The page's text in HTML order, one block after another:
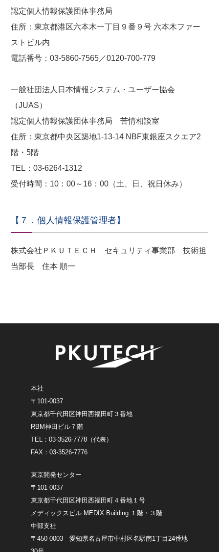
認定個人情報保護団体事務局
住所：東京都港区六本木一丁目９番９号 六本木ファー
ストビル内
電話番号：03-5860-7565／0120-700-779
一般社団法人日本情報システム・ユーザー協会
（JUAS）
認定個人情報保護団体事務局 苦情相談室
住所：東京都中央区築地1-13-14 NBF東銀座スクエア2
階・5階
TEL：03-6264-1312
受付時間：10：00～16：00（土、日、祝日休み）
【７．個人情報保護管理者】
株式会社ＰＫＵＴＥＣＨ セキュリティ事業部 技術担
当部長 住本 順一
本社
〒101-0037
東京都千代田区神田西福田町３番地
RBM神田ビル７階
TEL：03-3526-7778（代表）
FAX：03-3526-7776
東京開発センター
〒101-0037
東京都千代田区神田西福田町４番地１号
メディックスビル MEDIX Building １階・３階
中部支社
〒450-0003 愛知県名古屋市中村区名駅南1丁目24番地